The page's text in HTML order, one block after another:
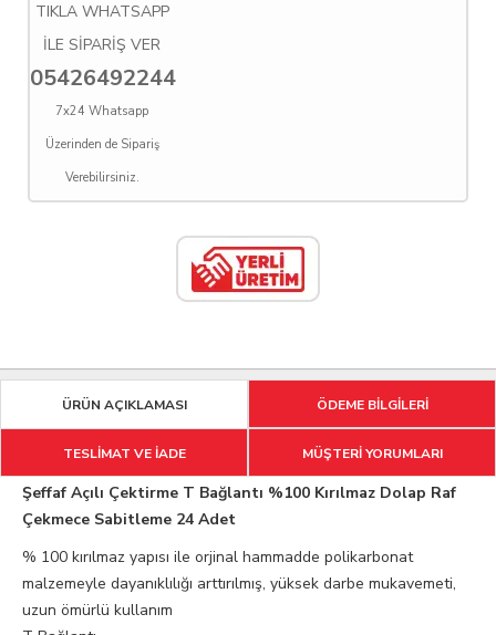
TIKLA WHATSAPP
İLE SİPARİŞ VER
05426492244
7x24 Whatsapp
Üzerinden de Sipariş
Verebilirsiniz.
ÜRÜN AÇIKLAMASI ÖDEME BİLGİLERİ
TESLİMAT VE İADE MÜŞTERİ YORUMLARI
Şeffaf Açılı Çektirme T Bağlantı %100 Kırılmaz Dolap Raf
Çekmece Sabitleme 24 Adet
% 100 kırılmaz yapısı ile orjinal hammadde polikarbonat
malzemeyle dayanıklılığı arttırılmış, yüksek darbe mukavemeti,
uzun ömürlü kullanım